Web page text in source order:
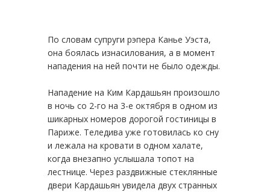
По словам супруги рэпера Канье Уэста,
она боялась изнасилования, а в момент
нападения на ней почти не было одежды.
Нападение на Ким Кардашьян произошло
в ночь со 2-го на 3-е октября в одном из
шикарных номеров дорогой гостиницы в
Париже. Теледива уже готовилась ко сну
и лежала на кровати в одном халате,
когда внезапно услышала топот на
лестнице. Через раздвижные стеклянные
двери Кардашьян увидела двух странных